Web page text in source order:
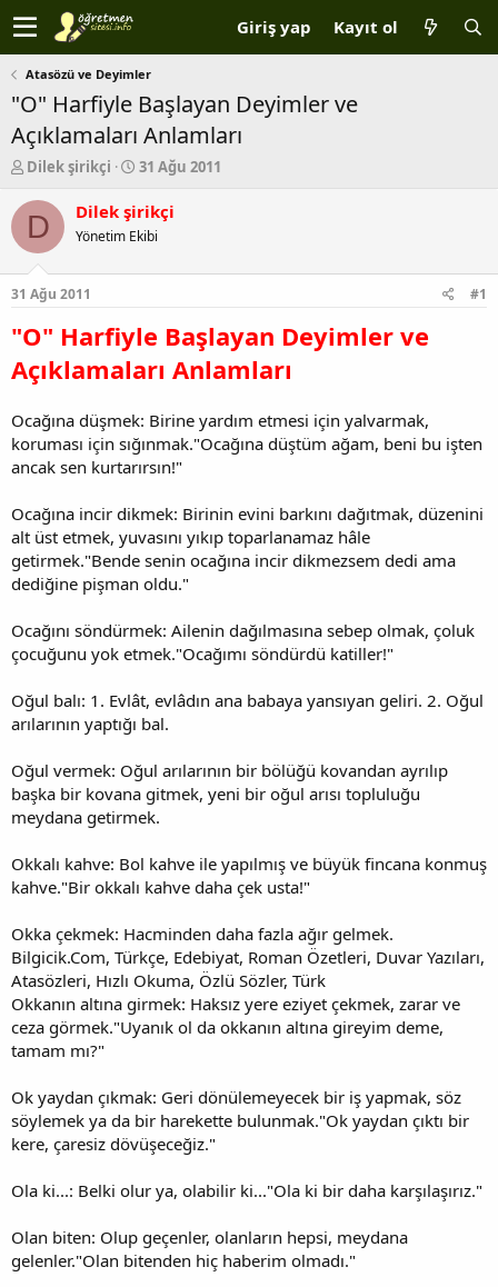
Giriş yap Kayıt ol
Atasözü ve Deyimler
"O" Harfiyle Başlayan Deyimler ve
Açıklamaları Anlamları
K
n
u
u
b
a
ş
a
a
n
Dilek şirikçi
B
ş
l
a
ç
t
a
r
h
i
31 Ağu 2011
D Dilek şirikçi
Yönetim Ekibi
31 Ağu 2011 #1
"O" Harfiyle Başlayan Deyimler ve
Açıklamaları Anlamları
Ocağına düşmek: Birine yardım etmesi için yalvarmak,
koruması için sığınmak."Ocağına düştüm ağam, beni bu işten
ancak sen kurtarırsın!"
Ocağına incir dikmek: Birinin evini barkını dağıtmak, düzenini
alt üst etmek, yuvasını yıkıp toparlanamaz hâle
getirmek."Bende senin ocağına incir dikmezsem dedi ama
dediğine pişman oldu."
Ocağını söndürmek: Ailenin dağılmasına sebep olmak, çoluk
çocuğunu yok etmek."Ocağımı söndürdü katiller!"
Oğul balı: 1. Evlât, evlâdın ana babaya yansıyan geliri. 2. Oğul
arılarının yaptığı bal.
Oğul vermek: Oğul arılarının bir bölüğü kovandan ayrılıp
başka bir kovana gitmek, yeni bir oğul arısı topluluğu
meydana getirmek.
Okkalı kahve: Bol kahve ile yapılmış ve büyük fincana konmuş
kahve."Bir okkalı kahve daha çek usta!"
Okka çekmek: Hacminden daha fazla ağır gelmek.
Bilgicik.Com, Türkçe, Edebiyat, Roman Özetleri, Duvar Yazıları,
Atasözleri, Hızlı Okuma, Özlü Sözler, Türk
Okkanın altına girmek: Haksız yere eziyet çekmek, zarar ve
ceza görmek."Uyanık ol da okkanın altına gireyim deme,
tamam mı?"
Ok yaydan çıkmak: Geri dönülemeyecek bir iş yapmak, söz
söylemek ya da bir harekette bulunmak."Ok yaydan çıktı bir
kere, çaresiz dövüşeceğiz."
Ola ki...: Belki olur ya, olabilir ki..."Ola ki bir daha karşılaşırız."
Olan biten: Olup geçenler, olanların hepsi, meydana
gelenler."Olan bitenden hiç haberim olmadı."